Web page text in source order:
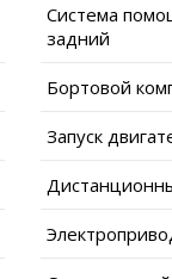
Система
задний
Бортовой
Запуск